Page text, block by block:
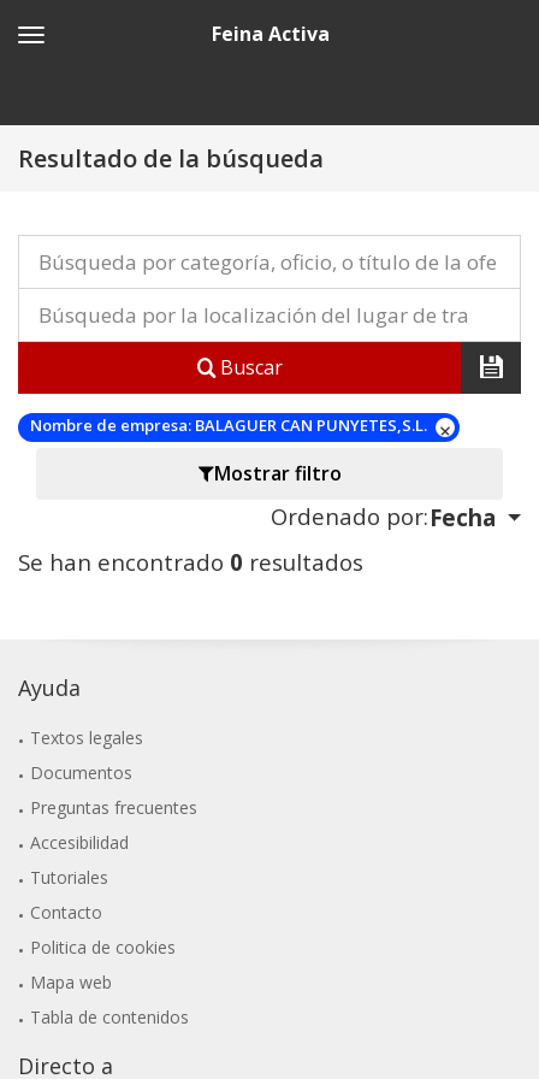
Feina Activa
Resultado de la búsqueda
Buscar
Nombre de empresa: BALAGUER CAN PUNYETES,S.L.
Mostrar filtro
Ordenado por:Fecha
Se han encontrado 0 resultados
Ayuda
Textos legales
Documentos
Preguntas frecuentes
Accesibilidad
Tutoriales
Contacto
Politica de cookies
Mapa web
Tabla de contenidos
Directo a